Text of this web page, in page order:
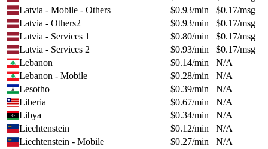
Latvia - Mobile - Others
$0.93/min $0.17/msg
Latvia - Others2
$0.93/min $0.17/msg
Latvia - Services 1
$0.80/min $0.17/msg
Latvia - Services 2
$0.93/min $0.17/msg
Lebanon
$0.14/min
N/A
Lebanon - Mobile
$0.28/min
N/A
Lesotho
$0.39/min
N/A
Liberia
$0.67/min
N/A
Libya
$0.34/min
N/A
Liechtenstein
$0.12/min
N/A
Liechtenstein - Mobile
$0.27/min
N/A